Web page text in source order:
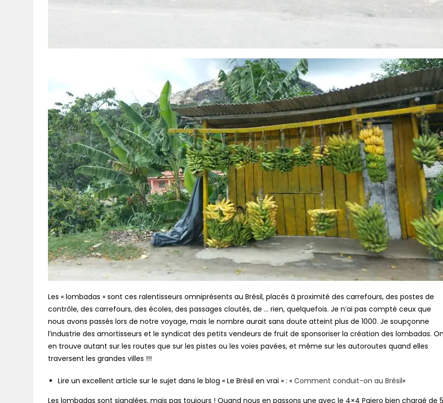
Les « lombadas » sont ces ralentisseurs omniprésents au Brésil, placés à proximité des carrefours, des postes de
contrôle, des carrefours, des écoles, des passages cloutés, de … rien, quelquefois. Je n’ai pas compté ceux que
nous avons passés lors de notre voyage, mais le nombre aurait sans doute atteint plus de 1000. Je soupçonne
l’industrie des amortisseurs et le syndicat des petits vendeurs de fruit de sponsoriser la création des lombadas.
en trouve autant sur les routes que sur les pistes ou les voies pavées, et même sur les autoroutes quand elles
traversent les grandes villes !!!
Lire un excellent article sur le sujet dans le blog « Le Brésil en vrai » : «Comment conduit-on au Brésil«
Les lombadas sont signalées, mais pas toujours ! Quand nous en passons une avec le 4×4 Pajero bien chargé de